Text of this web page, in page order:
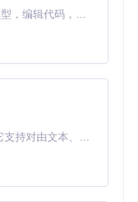
用场景和个人偏
切换选项与下载
Claude Code 的开源替代方案。连接任意大模型，编辑代码，运行命令，自动验证 — 全自动执行。用 Rust 构建，极致性能。 ｜ An open-source alternative to Claude Code. Connect any LLM, edit code, run commands, and verify changes — autonomously. Built in Rust for speed. Get Started
MiniMax H3 是一个通用的全模态生成系统。它支持对由文本、图像、视频和音频组成的多模态上下文进行统一理解，并能生成分辨率高达 2K、时长可达 15 秒的带原生立体声音频的视频。得益于面向任务泛化的系统设计，H3 在预训练阶段就已具备广泛的多模态上下文理解与生成能力，能够出色地执行复杂的多模态指令。